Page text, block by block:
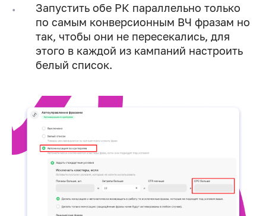
Запустить обе РК параллельно только
по самым конверсионным ВЧ фразам но
так, чтобы они не пересекались, для
этого в каждой из кампаний настроить
белый список.